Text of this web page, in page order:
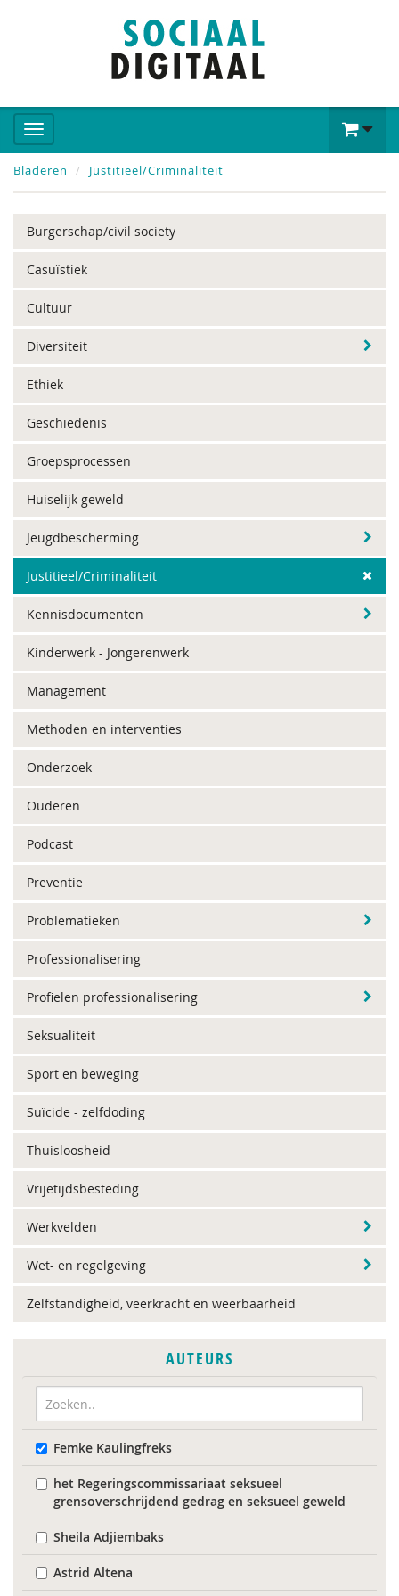
Bladeren Justitieel/Criminaliteit
Burgerschap/civil society
Casuïstiek
Cultuur
Diversiteit
Ethiek
Geschiedenis
Groepsprocessen
Huiselijk geweld
Jeugdbescherming
Justitieel/Criminaliteit
Kennisdocumenten
Kinderwerk - Jongerenwerk
Management
Methoden en interventies
Onderzoek
Ouderen
Podcast
Preventie
Problematieken
Professionalisering
Profielen professionalisering
Seksualiteit
Sport en beweging
Suïcide - zelfdoding
Thuisloosheid
Vrijetijdsbesteding
Werkvelden
Wet- en regelgeving
Zelfstandigheid, veerkracht en weerbaarheid
AUTEURS
Femke Kaulingfreks
het Regeringscommissariaat seksueel
grensoverschrijdend gedrag en seksueel geweld
Sheila Adjiembaks
Astrid Altena